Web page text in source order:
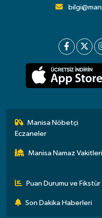
Manisa Nöbetçi
Eczaneler
Manisa Namaz Vakitleri
Puan Durumu ve Fikstür
Son Dakika Haberleri